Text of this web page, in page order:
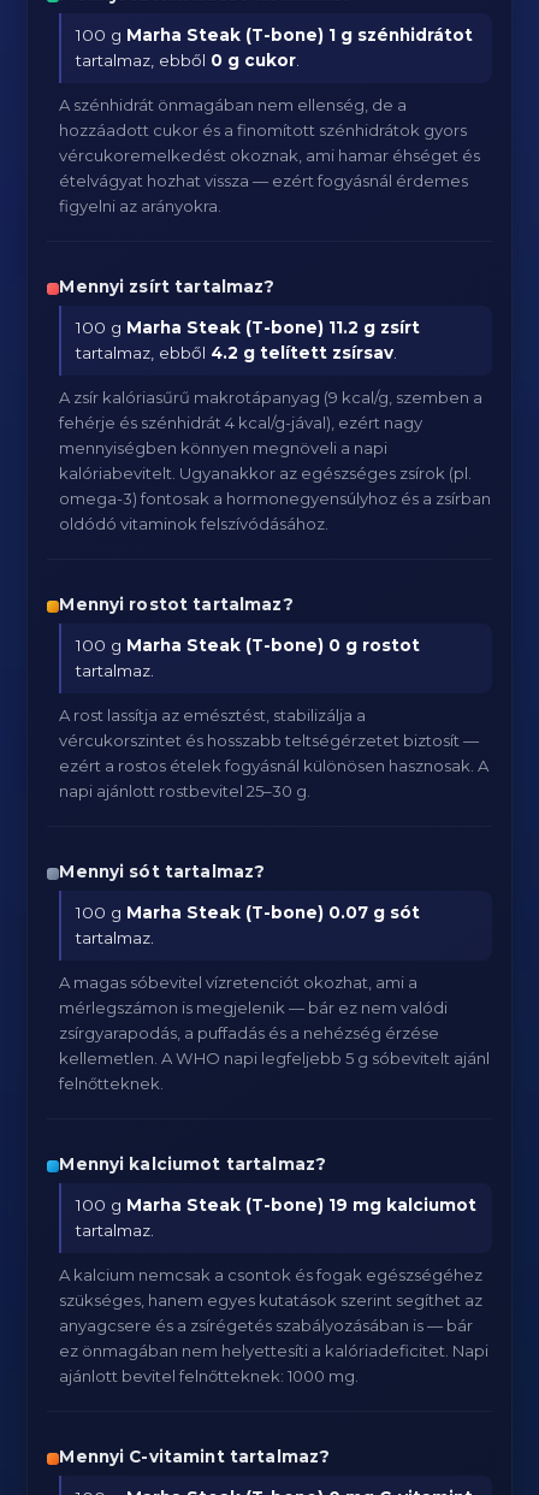
100 g Marha Steak (T-bone) 1 g szénhidrátot
tartalmaz, ebből 0 g cukor
A szénhidrát önmagában nem ellenség, de a
hozzáadott cukor és a finomított szénhidrátok gyors
vércukoremelkedést okoznak, ami hamar éhséget és
ételvágyat hozhat vissza — ezért fogyásnál érdemes
figyelni az arányokra.
Mennyi zsírt tartalmaz?
100 g Marha Steak (T-bone) 11.2 g zsírt
tartalmaz, ebből 4.2 g telített zsírsav
A zsír kalóriasűrű makrotápanyag (9 kcal/g, szemben a
fehérje és szénhidrát 4 kcal/g-jával), ezért nagy
mennyiségben könnyen megnöveli a napi
kalóriabevitelt. Ugyanakkor az egészséges zsírok (pl.
omega-3) fontosak a hormonegyensúlyhoz és a zsírban
oldódó vitaminok felszívódásához.
Mennyi rostot tartalmaz?
100 g Marha Steak (T-bone) 0 g rostot
tartalmaz.
A rost lassítja az emésztést, stabilizálja a
vércukorszintet és hosszabb teltségérzetet biztosít —
ezért a rostos ételek fogyásnál különösen hasznosak. A
napi ajánlott rostbevitel 25–30 g.
Mennyi sót tartalmaz?
100 g Marha Steak (T-bone) 0.07 g sót
tartalmaz.
A magas sóbevitel vízretenciót okozhat, ami a
mérlegszámon is megjelenik — bár ez nem valódi
zsírgyarapodás, a puffadás és a nehézség érzése
kellemetlen. A WHO napi legfeljebb 5 g sóbevitelt ajánl
felnőtteknek.
Mennyi kalciumot tartalmaz?
100 g Marha Steak (T-bone) 19 mg kalciumot
tartalmaz.
A kalcium nemcsak a csontok és fogak egészségéhez
szükséges, hanem egyes kutatások szerint segíthet az
anyagcsere és a zsírégetés szabályozásában is — bár
ez önmagában nem helyettesíti a kalóriadeficitet. Napi
ajánlott bevitel felnőtteknek: 1000 mg.
Mennyi C-vitamint tartalmaz?